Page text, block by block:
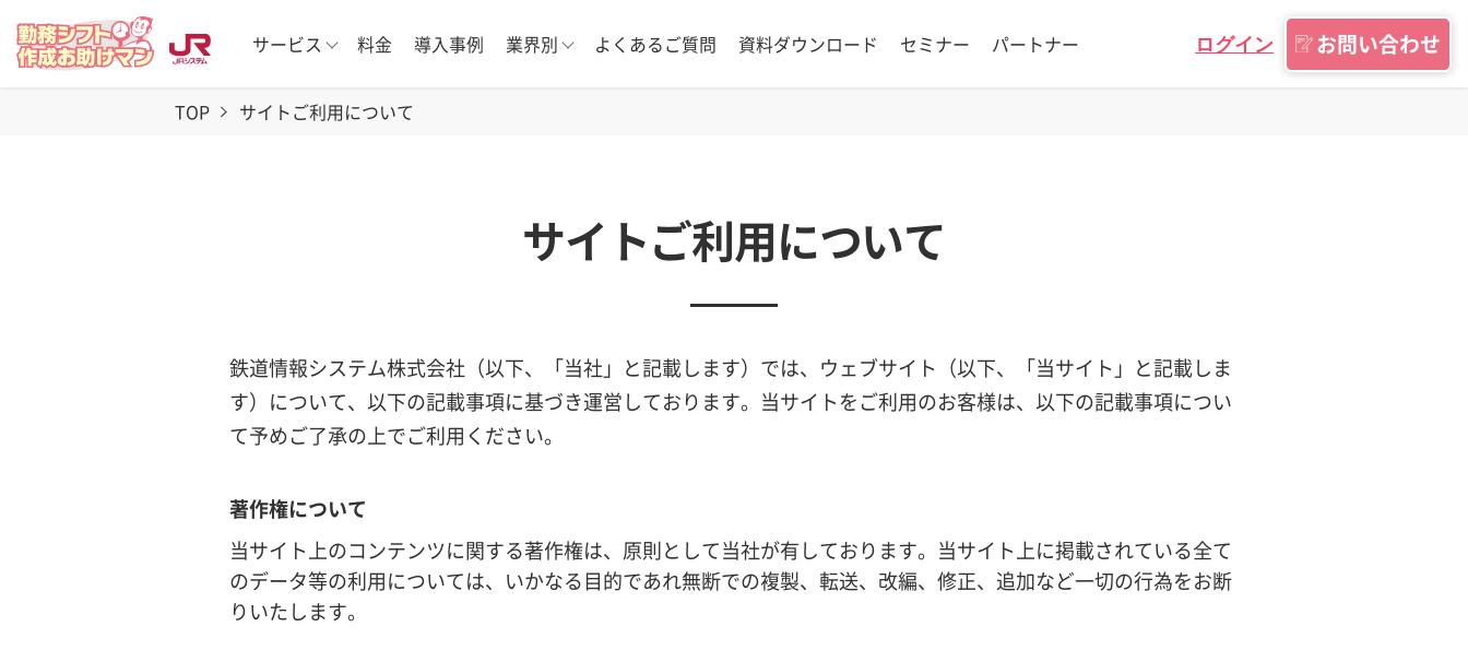
サービス 料金 導入事例 業界別 よくあるご質問 資料ダウンロード セミナー パートナー ログイン お問い合わせ
TOP サイトご利用について
サイトご利用について
鉄道情報システム株式会社（以下、「当社」と記載します）では、ウェブサイト（以下、「当サイト」と記載しま
す）について、以下の記載事項に基づき運営しております。当サイトをご利用のお客様は、以下の記載事項につい
て予めご了承の上でご利用ください。
著作権について
当サイト上のコンテンツに関する著作権は、原則として当社が有しております。当サイト上に掲載されている全て
のデータ等の利用については、いかなる目的であれ無断での複製、転送、改編、修正、追加など一切の行為をお断
りいたします。